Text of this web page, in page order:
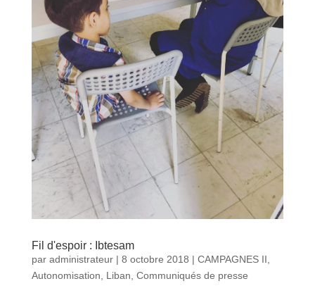
Fil d'espoir : Ibtesam
par administrateur| 8 octobre 2018 | CAMPAGNES II
Autonomisation
Liban Communiqués de presse